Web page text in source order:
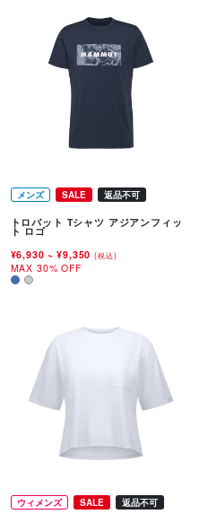
メンズ SALE 返品不可
トロバット Tシャツ アジアンフィッ
ト ロゴ
¥6,930~ ¥9,350(税込)
MAX 30% OFF
ウィメンズ SALE 返品不可